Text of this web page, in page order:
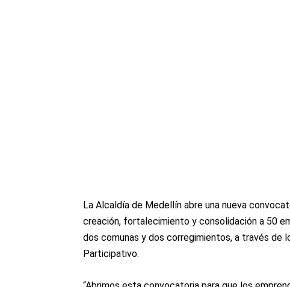
La Alcaldía de Medellín abre una nueva
creación, fortalecimiento y consolidación a 50
dos comunas y dos corregimientos, a través de
Participativo.